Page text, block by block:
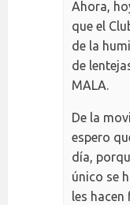
Ahora,
que el
de la
de
MALA.
De la
espero
día,
único se
les hacen